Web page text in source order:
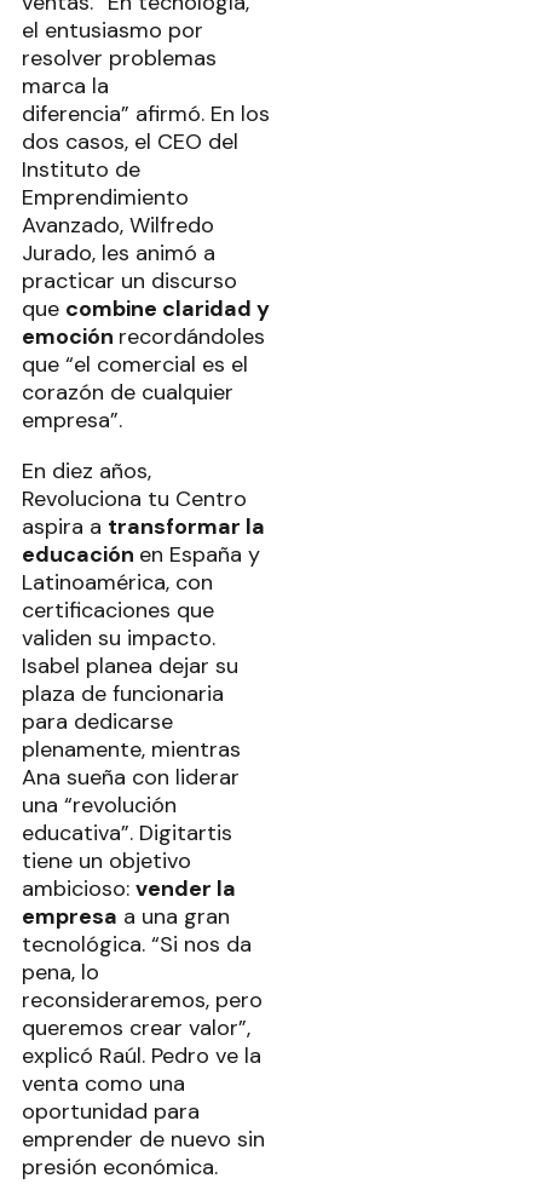
el entusiasmo por
resolver problemas
marca la
diferencia” afirmó. En los
dos casos, el CEO del
Instituto de
Emprendimiento
Avanzado, Wilfredo
Jurado, les animó a
practicar un discurso
que combine claridad y
emoción recordándoles
que “el comercial es el
corazón de cualquier
empresa”.
En diez años,
Revoluciona tu Centro
aspira a transformar la
educación en España y
Latinoamérica, con
certificaciones que
validen su impacto.
Isabel planea dejar su
plaza de funcionaria
para dedicarse
plenamente, mientras
Ana sueña con liderar
una “revolución
educativa”. Digitartis
tiene un objetivo
ambicioso: vender la
empresa a una gran
tecnológica. “Si nos da
pena, lo
reconsideraremos, pero
queremos crear valor”,
explicó Raúl. Pedro ve la
venta como una
oportunidad para
emprender de nuevo sin
presión económica.